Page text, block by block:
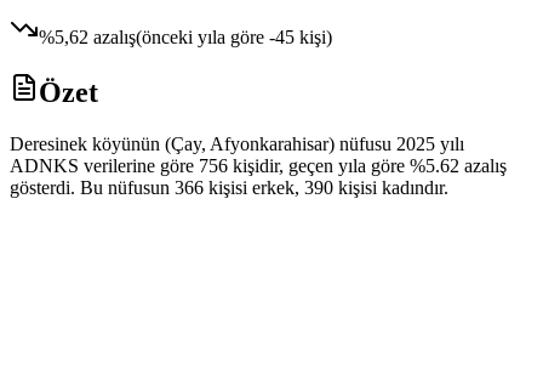
%5,62 azalış(önceki yıla göre -45 kişi)
Özet
Deresinek köyünün (Çay, Afyonkarahisar) nüfusu 2025 yılı
ADNKS verilerine göre 756 kişidir, geçen yıla göre %5.62 azalış
gösterdi. Bu nüfusun 366 kişisi erkek, 390 kişisi kadındır.